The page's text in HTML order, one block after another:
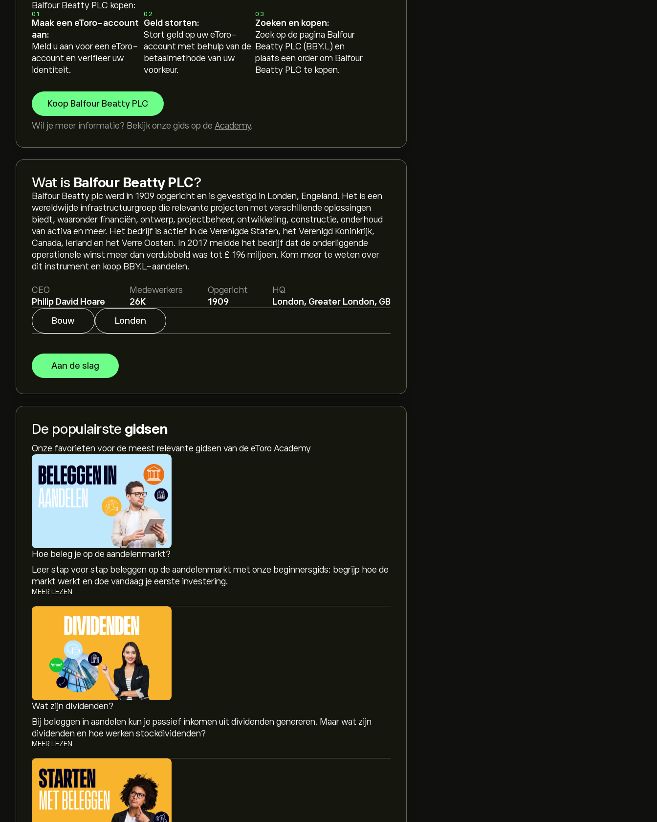
Balfour Beatty PLC kopen:
01
Maak een eToro-account
aan:
Meld u aan voor een eToro-
account en verifieer uw
identiteit.
02
Geld storten:
Stort geld op uw eToro-
account met behulp van de
betaalmethode van uw
voorkeur.
03
Zoeken en kopen:
Zoek op de pagina Balfour
Beatty PLC (BBY.L) en
plaats een order om Balfour
Beatty PLC te kopen.
Koop Balfour Beatty PLC
Wil je meer informatie? Bekijk onze gids op de Academy.
Wat is Balfour Beatty PLC?
Balfour Beatty plc werd in 1909 opgericht en is gevestigd in Londen, Engeland. Het is een
wereldwijde infrastructuurgroep die relevante projecten met verschillende oplossingen
biedt, waaronder financiën, ontwerp, projectbeheer, ontwikkeling, constructie, onderhoud
van activa en meer. Het bedrijf is actief in de Verenigde Staten, het Verenigd Koninkrijk,
Canada, Ierland en het Verre Oosten. In 2017 meldde het bedrijf dat de onderliggende
operationele winst meer dan verdubbeld was tot £ 196 miljoen. Kom meer te weten over
dit instrument en koop BBY.L-aandelen.
CEO
Philip David Hoare
Medewerkers
26K
Opgericht
1909
HQ
London, Greater London, GB
Bouw
Londen
Aan de slag
De populairste gidsen
Onze favorieten voor de meest relevante gidsen van de eToro Academy
Hoe beleg je op de aandelenmarkt?
Leer stap voor stap beleggen op de aandelenmarkt met onze beginnersgids: begrijp hoe de
markt werkt en doe vandaag je eerste investering.
MEER LEZEN
Wat zijn dividenden?
Bij beleggen in aandelen kun je passief inkomen uit dividenden genereren. Maar wat zijn
dividenden en hoe werken stockdividenden?
MEER LEZEN
De huidige koers van BBY.L is 883.50‎p‎.